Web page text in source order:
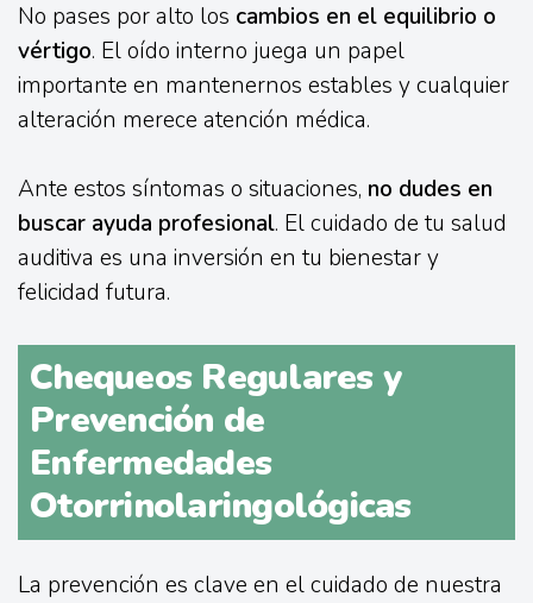
No pases por alto los cambios en el equilibrio o
vértigo. El oído interno juega un papel
importante en mantenernos estables y cualquier
alteración merece atención médica.
Ante estos síntomas o situaciones, no dudes en
buscar ayuda profesional. El cuidado de tu salud
auditiva es una inversión en tu bienestar y
felicidad futura.
Chequeos Regulares y
Prevención de
Enfermedades
Otorrinolaringológicas
La prevención es clave en el cuidado de nuestra